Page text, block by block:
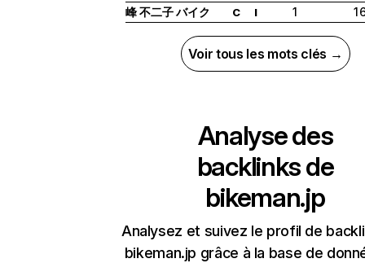
峰 不二子 バイク
C I 1 1
Voir tous les mots clés →
Analyse des
backlinks de
bikeman.jp
Analysez et suivez le profil de
bikeman.jp grâce à la base de